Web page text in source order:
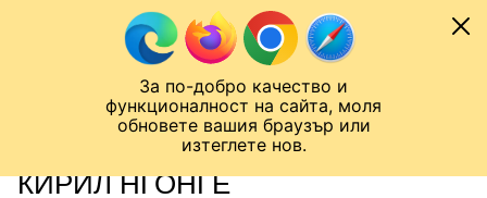
За по-добро качество и
функционалност на сайта, моля
обновете вашия браузър или
изтеглете нов.
Към съдържанието
Лига на Конференциите
СТАТИСТИКИ
КИРИЛ НГОНГЕ